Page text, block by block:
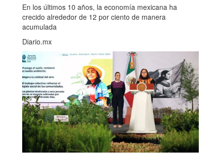
En los últimos 10 años, la economía mexicana ha
crecido alrededor de 12 por ciento de manera
acumulada
Diario.mx